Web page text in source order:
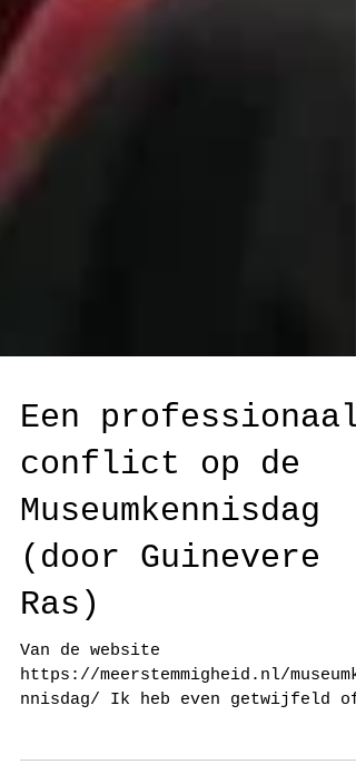
Een professionaal
conflict op de
Museumkennisdag
(door Guinevere
Ras)
Van de website
nnisdag/ Ik heb even getwijfeld of